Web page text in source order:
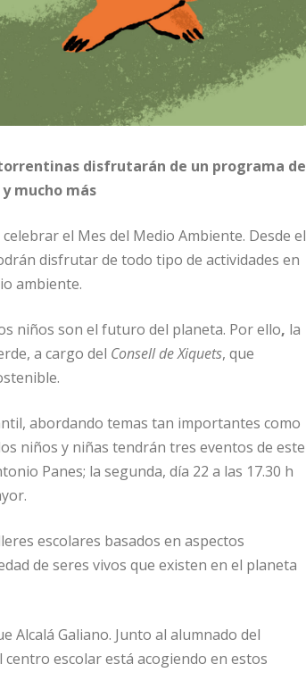
disfrutarán de un programa de
mucho más
el Mes del Medio Ambiente. Desde el
disfrutar de todo tipo de actividades en
ambiente.
niños son el futuro del planeta. Por ello, la
a cargo del Consell de Xiquets, que
abordando temas tan importantes como
niños y niñas tendrán tres eventos de este
Panes; la segunda, día 22 a las 17.30 h
escolares basados en aspectos
de seres vivos que existen en el planeta
Galiano. Junto al alumnado del
escolar está acogiendo en estos